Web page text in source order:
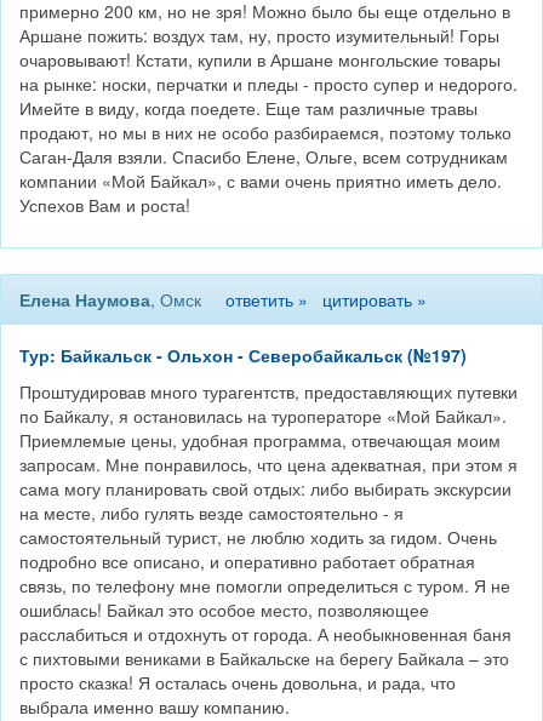
примерно 200 км, но не зря! Можно было бы еще отдельно в
Аршане пожить: воздух там, ну, просто изумительный! Горы
очаровывают! Кстати, купили в Аршане монгольские товары
на рынке: носки, перчатки и пледы - просто супер и недорого.
Имейте в виду, когда поедете. Еще там различные травы
продают, но мы в них не особо разбираемся, поэтому только
Саган-Даля взяли. Спасибо Елене, Ольге, всем сотрудникам
компании «Мой Байкал», с вами очень приятно иметь дело.
Успехов Вам и роста!
Елена Наумова, Омск ответить » цитировать »
Тур: Байкальск - Ольхон - Северобайкальск (№197)
Проштудировав много турагентств, предоставляющих путевки
по Байкалу, я остановилась на туроператоре «Мой Байкал».
Приемлемые цены, удобная программа, отвечающая моим
запросам. Мне понравилось, что цена адекватная, при этом я
сама могу планировать свой отдых: либо выбирать экскурсии
на месте, либо гулять везде самостоятельно - я
самостоятельный турист, не люблю ходить за гидом. Очень
подробно все описано, и оперативно работает обратная
связь, по телефону мне помогли определиться с туром. Я не
ошиблась! Байкал это особое место, позволяющее
расслабиться и отдохнуть от города. А необыкновенная баня
с пихтовыми вениками в Байкальске на берегу Байкала – это
просто сказка! Я осталась очень довольна, и рада, что
выбрала именно вашу компанию.